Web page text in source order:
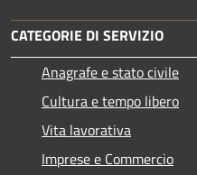
CATEGORIE DI SERVIZIO
Anagrafe e stato civile
Cultura e tempo libero
Vita lavorativa
Imprese e Commercio